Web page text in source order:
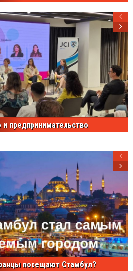
и предпринимательство
посещают Стамбул?